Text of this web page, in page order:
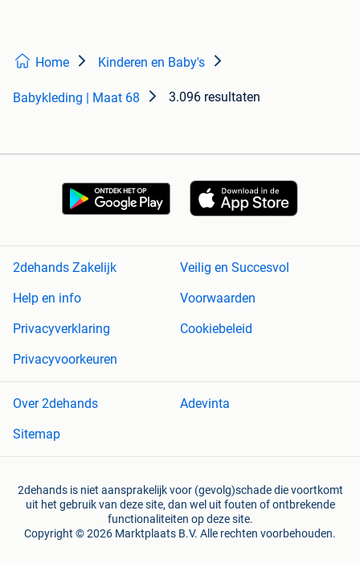
Home Kinderen en Baby's
Babykleding | Maat 68 3.096 resultaten
2dehands Zakelijk
Veilig en Succesvol
Help en info
Voorwaarden
Privacyverklaring
Cookiebeleid
Privacyvoorkeuren
Over 2dehands
Adevinta
Sitemap
2dehands is niet aansprakelijk voor (gevolg)schade die voortkomt
uit het gebruik van deze site, dan wel uit fouten of ontbrekende
functionaliteiten op deze site.
Copyright © 2026 Marktplaats B.V. Alle rechten voorbehouden.